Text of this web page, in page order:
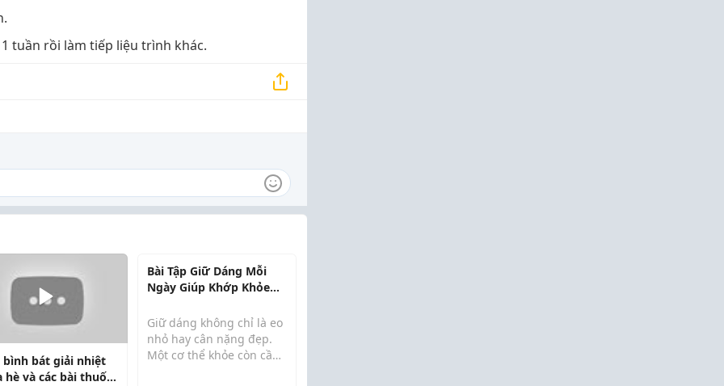
tuần rồi làm tiếp liệu trình khác.
bình bát giải nhiệt
hè và các bài thuốc
Bài Tập Giữ Dáng Mỗi
Ngày Giúp Khớp Khỏe
Giữ dáng không chỉ là eo
nhỏ hay cân nặng đẹp.
Một cơ thể khỏe còn cần